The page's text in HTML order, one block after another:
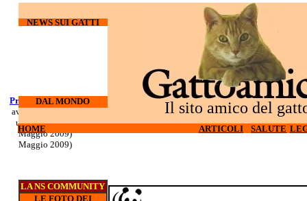
HOME ARTICOLI SALUTE
Il sito amico del
DAL MONDO
NEWS SUI GATTI
HOME ARTICOLI SALUTE
LA NS COMMUNITY
LE FOTO DEI
Corso di
sopravvivenza
per gatti d'
appartamento (5
Maggio 2009)
Processo Docherty
aveva torturato ed
ucciso 3 gatti (6
Maggio 2009)